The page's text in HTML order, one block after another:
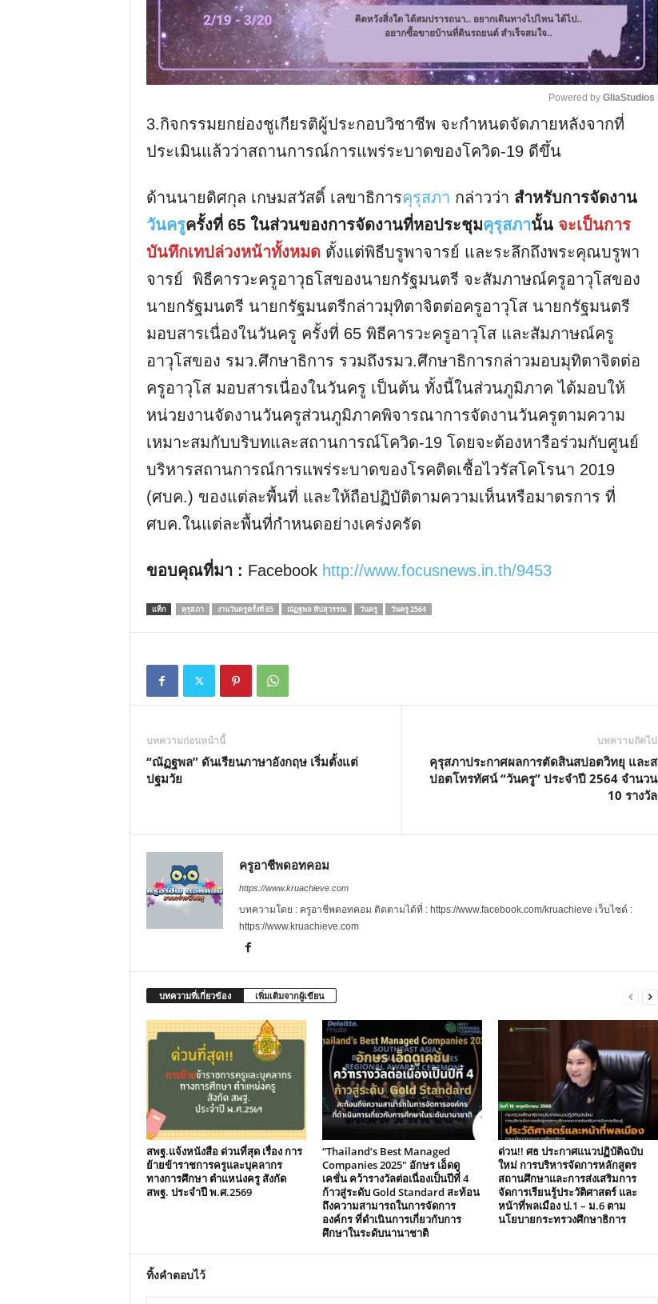
Powered by GliaStudios
3.กิจกรรมยกย่องชูเกียรติผู้ประกอบวิชาชีพ จะกำหนดจัดภายหลังจากที่
ประเมินแล้วว่าสถานการณ์การแพร่ระบาดของโควิด-19 ดีขึ้น
ด้านนายดิศกุล เกษมสวัสดิ์ เลขาธิการคุรุสภา กล่าวว่า สำหรับการจัดงาน
วันครูครั้งที่ 65 ในส่วนของการจัดงานที่หอประชุมคุรุสภานั้น จะเป็นการ
บันทึกเทปล่วงหน้าทั้งหมดตั้งแต่พิธีบรูพาจารย์ และระลึกถึงพระคุณบรูพา
จารย์ พิธีคารวะครูอาวุธโสของนายกรัฐมนตรี จะสัมภาษณ์ครูอาวุโสของ
นายกรัฐมนตรี นายกรัฐมนตรีกล่าวมุทิตาจิตต่อครูอาวุโส นายกรัฐมนตรี
มอบสารเนื่องในวันครู ครั้งที่ 65 พิธีคารวะครูอาวุโส และสัมภาษณ์ครู
อาวุโสของ รมว.ศึกษาธิการ รวมถึงรมว.ศึกษาธิการกล่าวมอบมุทิตาจิตต่อ
ครูอาวุโส มอบสารเนื่องในวันครู เป็นต้น ทั้งนี้ในส่วนภูมิภาค ได้มอบให้
หน่วยงานจัดงานวันครูส่วนภูมิภาคพิจารณาการจัดงานวันครูตามความ
เหมาะสมกับบริบทและสถานการณ์โควิด-19 โดยจะต้องหารือร่วมกับศูนย์
บริหารสถานการณ์การแพร่ระบาดของโรคติดเชื้อไวรัสโคโรนา 2019
(ศบค.) ของแต่ละพื้นที่ และให้ถือปฏิบัติตามความเห็นหรือมาตรการ ที่
ศบค.ในแต่ละพื้นที่กำหนดอย่างเคร่งครัด
ขอบคุณที่มา : Facebook http://www.focusnews.in.th/9453
แท็ก คุรุสภา งานวันครูครั้งที่ 65 ณัฏฐพล ทีปสุวรรณ วันครู วันครู 2564
บทความก่อนหน้านี้
“ณัฏฐพล” ดันเรียนภาษาอังกฤษ เริ่มตั้งแต่
ปฐมวัย
บทความถัดไป
คุรุสภาประกาศผลการตัดสินสปอตวิทยุ และส
ปอตโทรทัศน์ “วันครู” ประจำปี 2564 จำนวน
10 รางวัล
ครูอาชีพดอทคอม
https://www.kruachieve.com
บทความโดย : ครูอาชีพดอทคอม ติดตามได้ที่ : https://www.facebook.com/kruachieve เว็บไซต์ :
https://www.kruachieve.com
บทความที่เกี่ยวข้อง เพิ่มเติมจากผู้เขียน
สพฐ.แจ้งหนังสือ ด่วนที่สุด เรื่อง การ
ย้ายข้าราชการครูและบุคลากร
ทางการศึกษา ตำแหน่งครู สังกัด
สพฐ. ประจำปี พ.ศ.2569
“Thailand’s Best Managed
Companies 2025″ อักษร เอ็ดดู
เคชั่น คว้ารางวัลต่อเนื่องเป็นปีที่ 4
ก้าวสู่ระดับ Gold Standard สะท้อน
ถึงความสามารถในการจัดการ
องค์กร ที่ดำเนินการเกี่ยวกับการ
ศึกษาในระดับนานาชาติ
ด่วน!! ศธ ประกาศแนวปฏิบัติฉบับ
ใหม่ การบริหารจัดการหลักสูตร
สถานศึกษาและการส่งเสริมการ
จัดการเรียนรู้ประวัติศาสตร์ และ
หน้าที่พลเมือง ป.1 – ม.6 ตาม
นโยบายกระทรวงศึกษาธิการ
ทิ้งคำตอบไว้